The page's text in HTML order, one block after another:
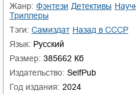
Жанр:
фэнтези детективы
триллеры
Тэги:
Самиздат
назад в СССР
Язык: Русский
Размер: 385662 Кб
Издательство: SelfPub
Год издания: 2024